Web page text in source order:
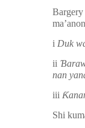
i Duk
iiƁ
nan
iii Ƙ
Shi